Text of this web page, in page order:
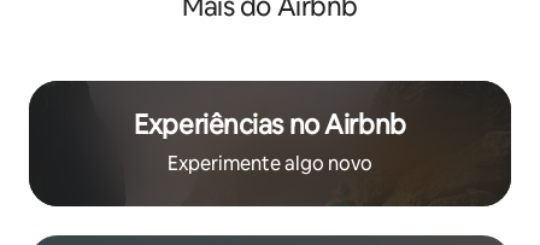
Experiências no Airbnb
Experimente algo novo